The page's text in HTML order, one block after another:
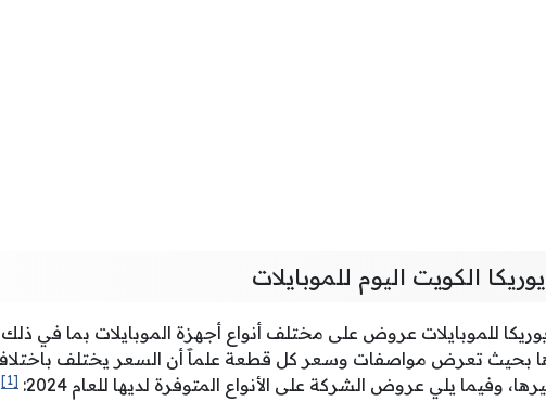
الكويت اليوم للموبايلات
للموبايلات عروض على مختلف أنواع أجهزة الموبايلات بما في
بحيث تعرض مواصفات وسعر كل قطعة علماََ أن السعر يختلف باختلاف
وفيما يلي عروض الشركة على الأنواع المتوفرة لديها للعام 2024:
[1]